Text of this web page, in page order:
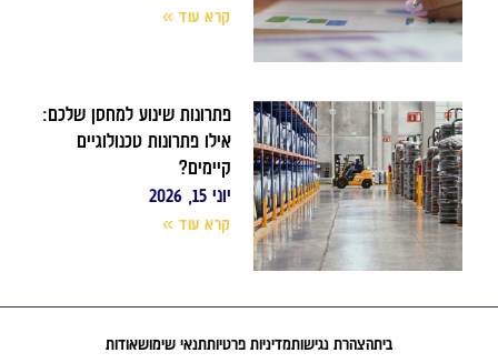
קרא עוד »
פתרונות שינוע למחסן שלכם:
אילו פתרונות טכנולוגיים
קיימים?
יוני 15, 2026
קרא עוד »
ביתהצהרת נגישותמדיניות פרטיותתנאי שימושאודות